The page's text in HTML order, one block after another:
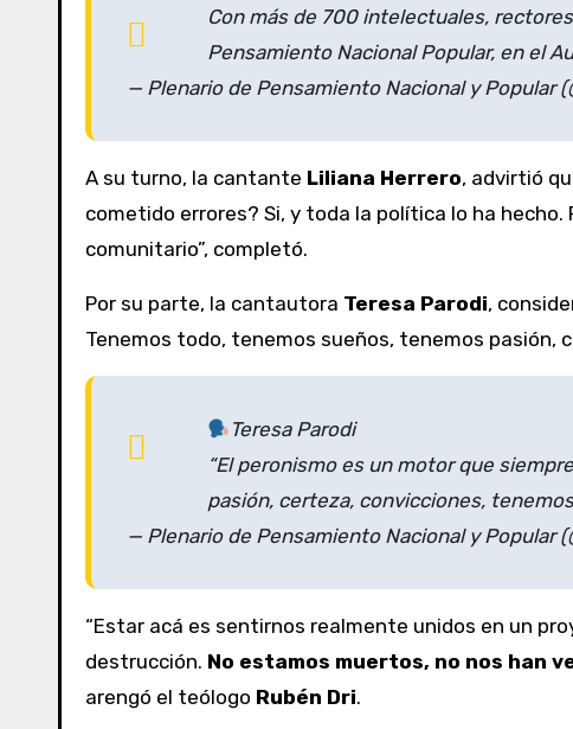
Con más de 700 intelectuales,
Pensamiento Nacional Popular, en el
— Plenario de Pensamiento Nacional y Popular
A su turno, la cantante Liliana Herrero, advirtió
cometido errores? Si, y toda la política lo ha
comunitario”, completó.
Por su parte, la cantautora Teresa Parodi,
Tenemos todo, tenemos sueños, tenemos pasión,
Teresa Parodi
“El peronismo es un motor que
pasión, certeza, convicciones,
— Plenario de Pensamiento Nacional y Popular
“Estar acá es sentirnos realmente unidos en un
destrucción. No estamos muertos, no nos han
arengó el teólogo Rubén Dri.